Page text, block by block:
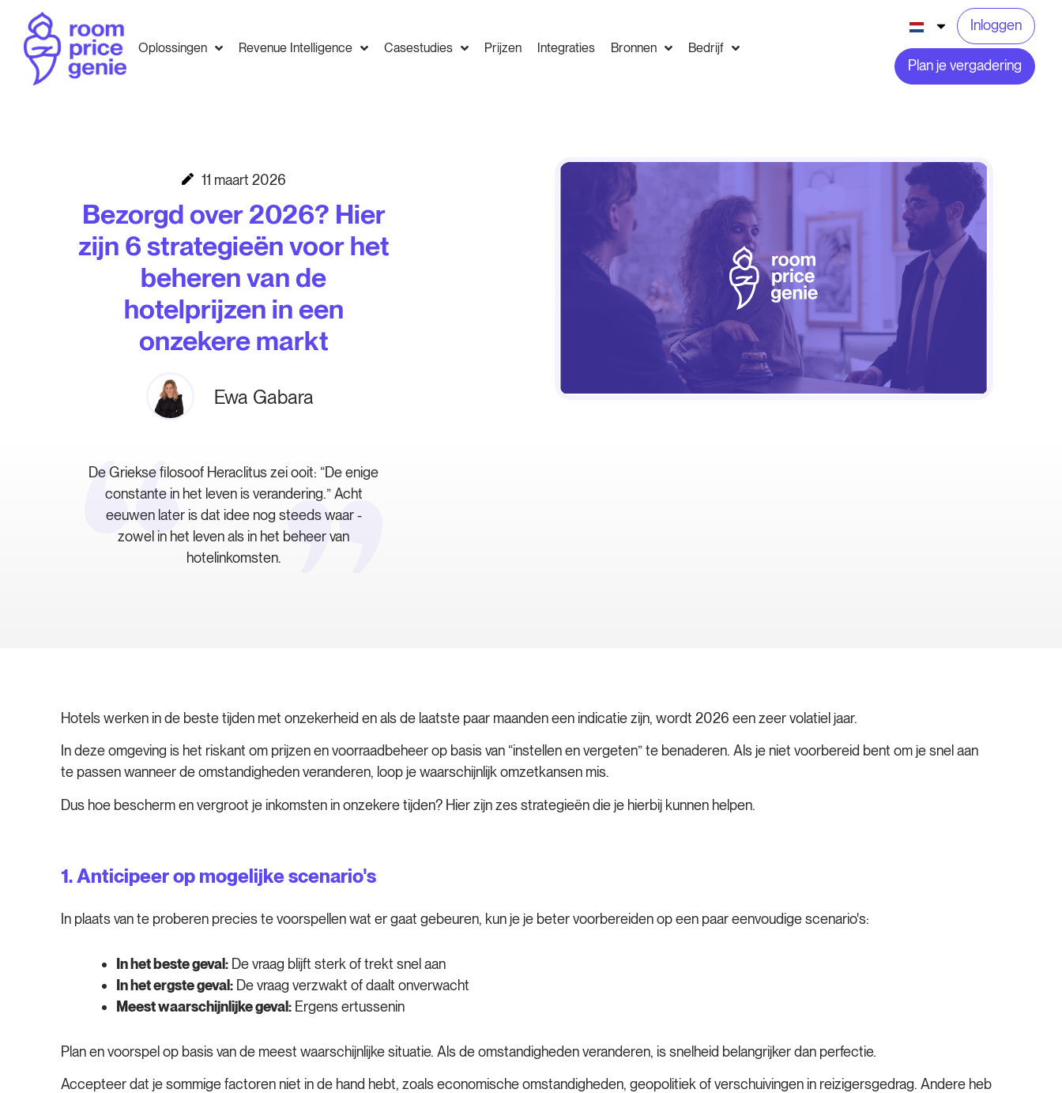
Oplossingen Revenue Intelligence Casestudies Prijzen Integraties Bronnen Bedrijf
Inloggen
Plan je vergadering
11 maart 2026
Bezorgd over 2026? Hier
zijn 6 strategieën voor het
beheren van de
hotelprijzen in een
onzekere markt
Ewa Gabara
De Griekse filosoof Heraclitus zei ooit: “De enige
constante in het leven is verandering.” Acht
eeuwen later is dat idee nog steeds waar -
zowel in het leven als in het beheer van
hotelinkomsten.
Hotels werken in de beste tijden met onzekerheid en als de laatste paar maanden een indicatie zijn, wordt 2026 een zeer volatiel jaar.
In deze omgeving is het riskant om prijzen en voorraadbeheer op basis van “instellen en vergeten” te benaderen. Als je niet voorbereid bent om je snel aan
te passen wanneer de omstandigheden veranderen, loop je waarschijnlijk omzetkansen mis.
Dus hoe bescherm en vergroot je inkomsten in onzekere tijden? Hier zijn zes strategieën die je hierbij kunnen helpen.
1.Anticipeer op mogelijke scenario's
In plaats van te proberen precies te voorspellen wat er gaat gebeuren, kun je je beter voorbereiden op een paar eenvoudige scenario's:
In het beste geval: De vraag blijft sterk of trekt snel aan
In het ergste geval: De vraag verzwakt of daalt onverwacht
Meest waarschijnlijke geval: Ergens ertussenin
Plan en voorspel op basis van de meest waarschijnlijke situatie. Als de omstandigheden veranderen, is snelheid belangrijker dan perfectie.
Accepteer dat je sommige factoren niet in de hand hebt, zoals economische omstandigheden, geopolitiek of verschuivingen in reizigersgedrag. Andere heb